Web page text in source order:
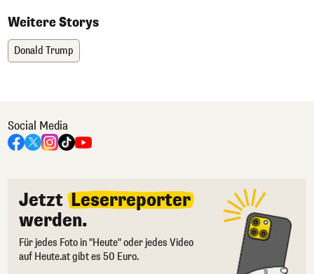
Weitere Storys
Donald Trump
Social Media
Jetzt Leserreporter
werden.
Für jedes Foto in "Heute" oder jedes Video
auf Heute.at gibt es 50 Euro.